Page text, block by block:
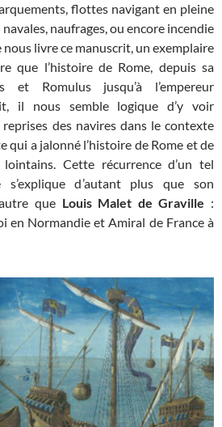
flottes navigant en pleine
naufrages, ou encore incendie
nous livre ce manuscrit, un exemplaire
que l’histoire de Rome, depuis sa
et Romulus jusqu’à l’empereur
il nous semble logique d’y voir
des navires dans le contexte
qui a jalonné l’histoire de Rome et de
Cette récurrence d’un tel
s’explique d’autant plus que son
que Louis Malet de Graville :
en Normandie et Amiral de France à